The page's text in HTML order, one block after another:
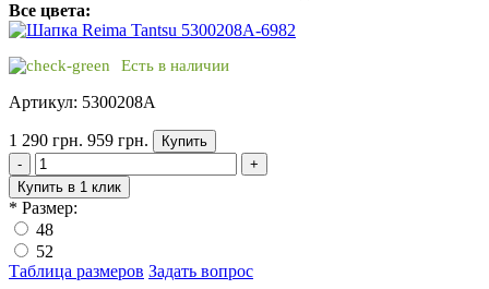
Все цвета:
Есть в наличии
Артикул: 5300208A
1 290 грн. 959 грн.
Купить
-
+
Купить в 1 клик
* Размер:
48
52
Таблица размеров Задать вопрос